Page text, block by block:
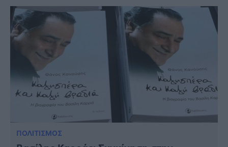
ΠΟΛΙΤΙΣΜΟΣ